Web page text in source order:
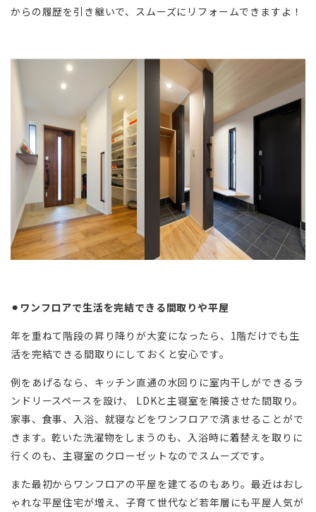
からの履歴を引き継いで、スムーズにリフォームできますよ！
⚫︎ワンフロアで生活を完結できる間取りや平屋
年を重ねて階段の昇り降りが大変になったら、1階だけでも生
活を完結できる間取りにしておくと安心です。
例をあげるなら、キッチン直通の水回りに室内干しができるラ
ンドリースペースを設け、 LDKと主寝室を隣接させた間取り。
家事、食事、入浴、就寝などをワンフロアで済ませることがで
きます。乾いた洗濯物をしまうのも、入浴時に着替えを取りに
行くのも、主寝室のクローゼットなのでスムーズです。
また最初からワンフロアの平屋を建てるのもあり。最近はおし
ゃれな平屋住宅が増え、子育て世代など若年層にも平屋人気が